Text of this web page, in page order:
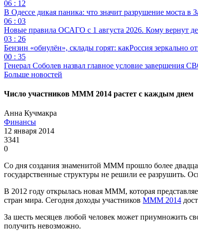
06 : 12
В Одессе дикая паника: что значит разрушение моста
06 : 03
Новые правила ОСАГО с 1 августа 2026. Кому вернут
03 : 26
Бензин «обнулён», склады горят: какРоссия зеркально
00 : 35
Генерал Соболев назвал главное условие завершения
Больше новостей
Число участников МММ 2014 растет с каждым днем
Анна Кучмакра
Финансы
12 января 2014
3341
0
Со дня создания знаменитой МММ прошло более
государственные структуры не решили ее разрушить.
В 2012 году открылась новая МММ, которая
стран мира. Сегодня доходы участников МММ 2014
За шесть месяцев любой человек может приумножить
получить невозможно.